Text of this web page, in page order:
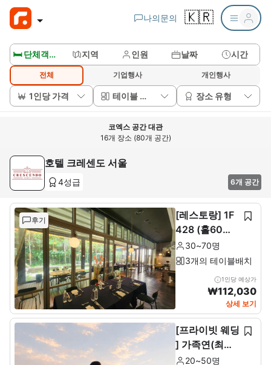
나의문의 🇰🇷
🛏️ 단체객실보기 지역 인원 날짜 시간
전체 기업행사 개인행사
1인당 가격 테이블 배치 장소 유형
코엑스 공간 대관
16개 장소 (80개 공간)
호텔 크레센도 서울
4성급 6개 공간
후기
[레스토랑] 1F
428 (홀60석+
룸10석)
30~70명
3개의 테이블배치
1인당 예상가
₩112,030
상세 보기
[프라이빗 웨딩
] 가족연(최소2
0~최대 50인)
20~50명